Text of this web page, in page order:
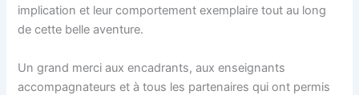
implication et leur comportement exemplaire tout au long
de cette belle aventure.
Un grand merci aux encadrants, aux enseignants
accompagnateurs et à tous les partenaires qui ont permis